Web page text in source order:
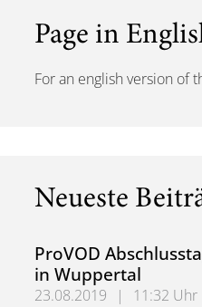
Page in
For an english version of
Neueste
ProVOD
in Wuppertal
23.08.2019 |
11:32 Uhr